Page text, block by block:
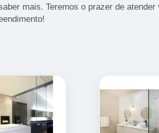
mais. Teremos o prazer de atender